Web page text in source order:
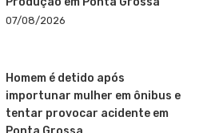
07/08/2026
Homem é detido após
importunar mulher em ônibus e
tentar provocar acidente em